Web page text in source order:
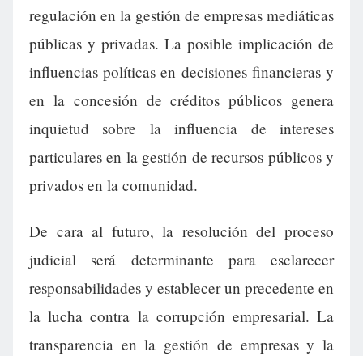
regulación en la gestión de empresas mediáticas
públicas y privadas. La posible implicación de
influencias políticas en decisiones financieras y
en la concesión de créditos públicos genera
inquietud sobre la influencia de intereses
particulares en la gestión de recursos públicos y
privados en la comunidad.
De cara al futuro, la resolución del proceso
judicial será determinante para esclarecer
responsabilidades y establecer un precedente en
la lucha contra la corrupción empresarial. La
transparencia en la gestión de empresas y la